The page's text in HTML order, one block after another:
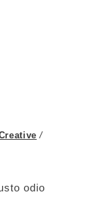
odio